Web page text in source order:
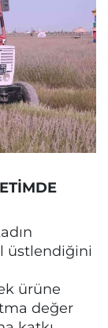
üstlendiğini
ürüne
değer